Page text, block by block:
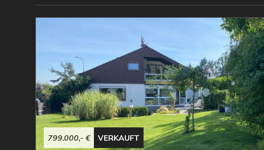
799.000,- € VERKAUFT